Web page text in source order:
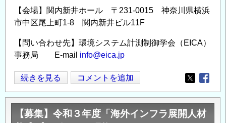
術
職
（土
木）
公
募
の
【会場】関内新井ホール 〒231-0015 神奈川県横浜
市中区尾上町1-8 関内新井ビル11F
【問い合わせ先】環境システム計測制御学会（EICA）
事務局 E-mail info@eica.jp
環
境
シ
ス
続きを見る コメントを追加
Opens in
【募集】令和３年度「海外インフラ展開⼈材